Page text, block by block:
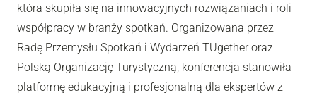
która skupiła się na innowacyjnych rozwiązaniach i roli
współpracy w branży spotkań. Organizowana przez
Radę Przemysłu Spotkań i Wydarzeń TUgether oraz
Polską Organizację Turystyczną, konferencja stanowiła
platformę edukacyjną i profesjonalną dla ekspertów z